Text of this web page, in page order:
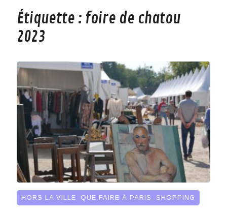
Étiquette : foire de chatou
2023
HORS LA VILLE QUE FAIRE À PARIS SHOPPING